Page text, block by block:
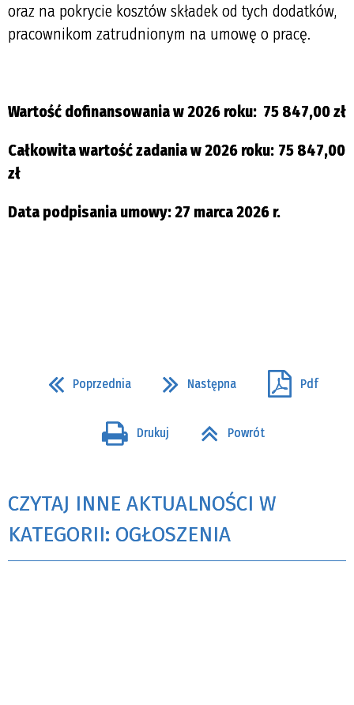
oraz na pokrycie kosztów składek od tych dodatków,
pracownikom zatrudnionym na umowę o pracę.
Wartość dofinansowania w 2026 roku: 75 847,00 zł
Całkowita wartość zadania w 2026 roku: 75 847,00
zł
Data podpisania umowy: 27 marca 2026 r.
Poprzednia Następna Pdf
Drukuj Powrót
CZYTAJ INNE AKTUALNOŚCI W
KATEGORII: OGŁOSZENIA